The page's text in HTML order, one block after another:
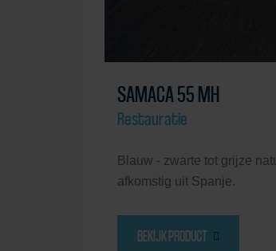
SAMACA 55 MH
Restauratie
Blauw - zwarte tot grijze
afkomstig uit Spanje.
BEKIJK PRODUCT